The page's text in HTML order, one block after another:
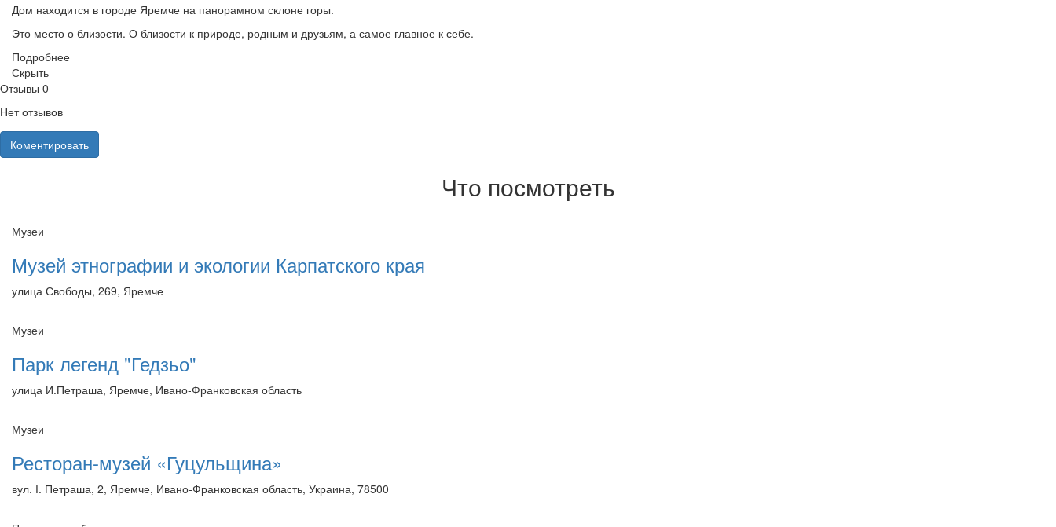
Дом находится в городе Яремче на панорамном склоне горы.
Это место о близости. О близости к природе, родным и друзьям, а самое главное к себе.
Подробнее
Скрыть
Отзывы 0
Нет отзывов
Коментировать
Что посмотреть
Музеи
Музей этнографии и экологии Карпатского края
улица Свободы, 269, Яремче
Музеи
Парк легенд "Гедзьо"
улица И.Петраша, Яремче, Ивано-Франковская область
Музеи
Ресторан-музей «Гуцульщина»
вул. І. Петраша, 2, Яремче, Ивано-Франковская область, Украина, 78500